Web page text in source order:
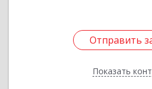
Отправить
Показать
Отправить
Назад